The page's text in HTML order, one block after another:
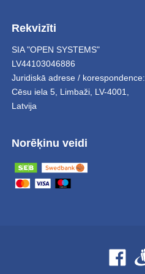
Rekvizīti
SIA "OPEN SYSTEMS"
LV44103046886
Juridiskā adrese / korespondence:
Cēsu iela 5, Limbaži, LV-4001,
Latvija
Norēķinu veidi